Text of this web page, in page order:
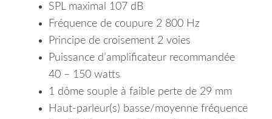
SPL maximal 107 dB
Fréquence de coupure 2 800 Hz
Principe de croisement 2 voies
Puissance d’amplificateur recommandée
40 – 150 watts
1 dôme souple à faible perte de 29 mm
Haut-parleur(s) basse/moyenne fréquence